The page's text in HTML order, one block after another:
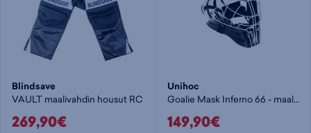
Blindsave
VAULT maalivahdin housut RC
269,90€
Unihoc
Goalie Mask Inferno 66 - maalivahdin maski
149,90€